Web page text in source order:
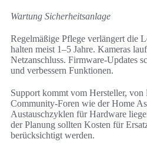
Wartung Sicherheitsanlage
Regelmäßige Pflege verlängert die
halten meist 1–5 Jahre. Kameras
Netzanschluss. Firmware-Updates
und verbessern Funktionen.
Support kommt vom Hersteller, von
Community-Foren wie der Home
Austauschzyklen für Hardware
der Planung sollten Kosten für
berücksichtigt werden.